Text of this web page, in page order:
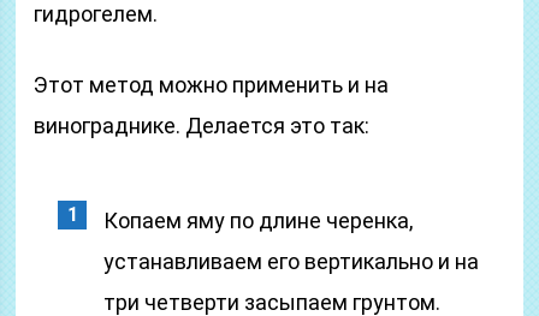
гидрогелем.
Этот метод можно применить и на
винограднике. Делается это так:
Копаем яму по длине черенка,
устанавливаем его вертикально и на
три четверти засыпаем грунтом.